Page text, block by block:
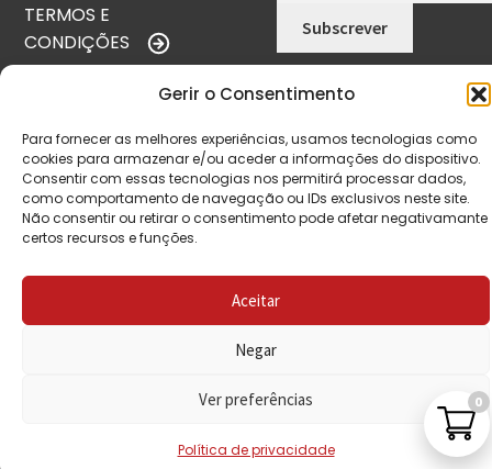
Gerir o Consentimento
Para fornecer as melhores experiências, usamos tecnologias como
cookies para armazenar e/ou aceder a informações do dispositivo.
Consentir com essas tecnologias nos permitirá processar dados,
como comportamento de navegação ou IDs exclusivos neste site.
Não consentir ou retirar o consentimento pode afetar negativamante
certos recursos e funções.
Aceitar
Negar
Ver preferências
Política de privacidade
TERMOS E
CONDIÇÕES
POLÍTICA DE
REEMBOLSO
LIVRO DE
0